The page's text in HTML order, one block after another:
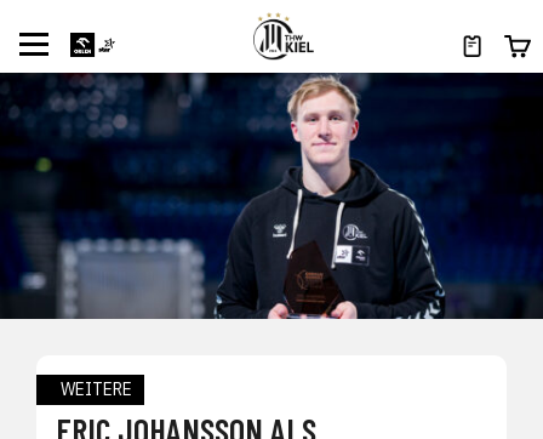
WEITERE
ERIC JOHANSSON ALS